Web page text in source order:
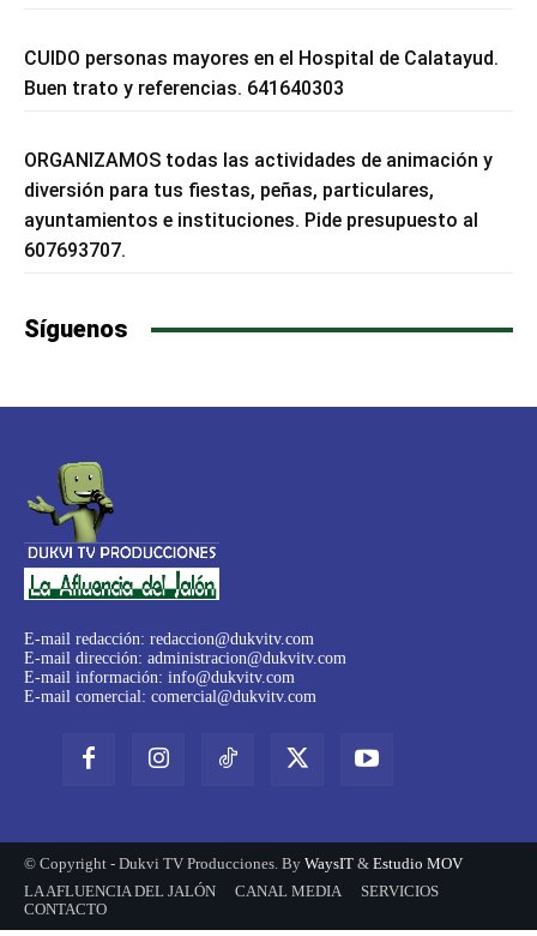
CUIDO personas mayores en el Hospital de Calatayud.
Buen trato y referencias. 641640303
ORGANIZAMOS todas las actividades de animación y
diversión para tus fiestas, peñas, particulares,
ayuntamientos e instituciones. Pide presupuesto al
607693707.
Síguenos
E-mail redacción: redaccion@dukvitv.com
E-mail dirección: administracion@dukvitv.com
E-mail información: info@dukvitv.com
E-mail comercial: comercial@dukvitv.com
© Copyright - Dukvi TV Producciones. By WaysIT & Estudio MOV
LA AFLUENCIA DEL JALÓN
CANAL MEDIA
SERVICIOS
CONTACTO